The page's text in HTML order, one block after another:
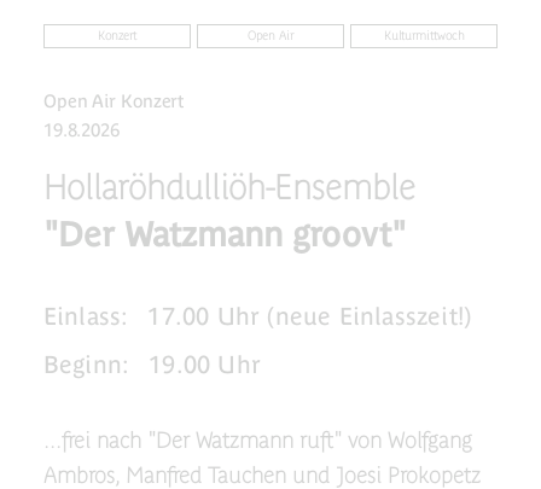
Konzert Open Air Kulturmittwoch
Open Air Konzert
19.8.2026
Hollaröhdulliöh-Ensemble
"Der Watzmann groovt"
Einlass:
17.00 Uhr (neue Einlasszeit!)
Beginn:
19.00 Uhr
...frei nach "Der Watzmann ruft" von Wolfgang
Ambros, Manfred Tauchen und Joesi Prokopetz